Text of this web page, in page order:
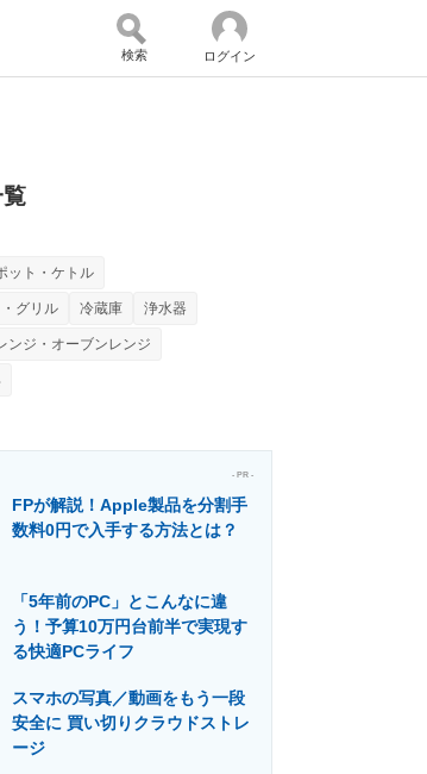
建設×テクノロジーの最前線
検索 ログイン
ット・ケトル
グリル 冷蔵庫 浄水器
ンジ・オーブンレンジ
- PR -
FPが解説！Apple製品を分割手
数料0円で入手する方法とは？
「5年前のPC」とこんなに違
う！予算10万円台前半で実現す
る快適PCライフ
スマホの写真／動画をもう一段
安全に 買い切りクラウドストレ
ージ